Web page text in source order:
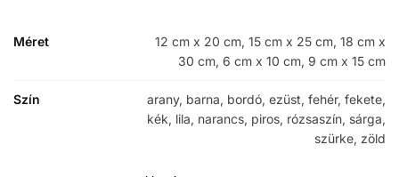
Méret
12 cm x 20 cm, 15 cm x 25 cm, 18 cm x
30 cm, 6 cm x 10 cm, 9 cm x 15 cm
Szín
arany, barna, bordó, ezüst, fehér, fekete,
kék, lila, narancs, piros, rózsaszín, sárga,
szürke, zöld